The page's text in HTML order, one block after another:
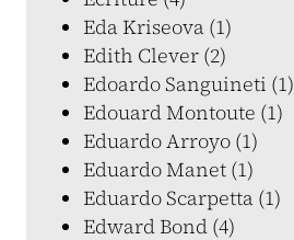
Eda Kriseova (1)
Edith Clever (2)
Edoardo Sanguineti (1)
Edouard Montoute (1)
Eduardo Arroyo (1)
Eduardo Manet (1)
Eduardo Scarpetta (1)
Edward Bond (4)